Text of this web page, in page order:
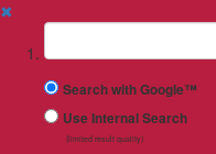
✖
Suchbegriff
Search with Google™
Use Internal Search
(limited result quality)